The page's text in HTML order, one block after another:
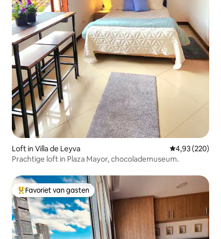
Loft in Villa de Leyva Gemiddelde
4,93 (220)
Prachtige loft in Plaza Mayor, chocolademuseum.
Topfavoriet van gasten
Favoriet van gasten